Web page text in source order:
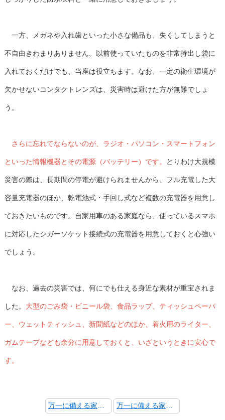
一方、メガネや入れ歯といった小さな備品も、失くしてしまうと
不自由きわまりありません。以前使っていたものを非常持出し袋に
入れておくだけでも、当座は役立ちます。なお、一定の衛生環境が
欠かせないコンタクトレンズは、災害時は避けた方が無難でしょ
う。
さらに忘れてならないのが、ラジオ・パソコン・スマートフォン
といった情報機器とその電源（バッテリー）です。 とりわけ大規模
災害の際は、長期間の停電が避けられませんから、フル充電した大
容量充電器のほか、乾電池式・手回し式など複数の充電器を用意し
ておきたいものです。自家用車のある家庭なら、使っているスマホ
に対応したシガーソケット接続式の充電器を用意しておくと心強い
でしょう。
なお、過去の災害では、何にでも仕える身近な素材が重宝されま
した。 大型のごみ袋・ビニール袋、食品ラップ、ティッシュペーパ
ー、ウェットティッシュ、新聞紙などのほか、着火用のライター、
ガムテープなども余分に用意しておくと、いざというときに安心で
す。